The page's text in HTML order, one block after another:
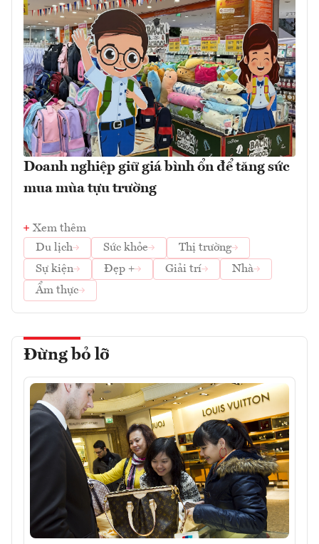
Doanh nghiệp giữ giá bình ổn để tăng sức
mua mùa tựu trường
Xem thêm
Du lịch
Sức khỏe
Thị trường
Sự kiện
Đẹp + Giải trí
Nhà
Ẩm thực
Đừng bỏ lỡ